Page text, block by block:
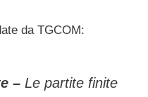
da TGCOM:
– Le partite finite